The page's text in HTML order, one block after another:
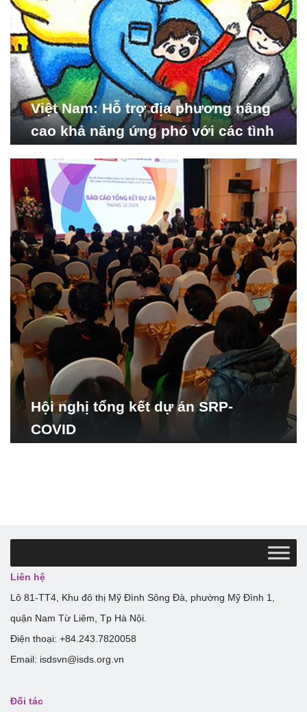
Việt Nam: Hỗ trợ địa phương nâng
cao khả năng ứng phó với các tình
Hội nghị tổng kết dự án SRP-
COVID
Liên hệ
Lô 81-TT4, Khu đô thị Mỹ Đình Sông Đà, phường Mỹ Đình 1,
quận Nam Từ Liêm, Tp Hà Nội.
Điện thoại: +84.243.7820058
Email: isdsvn@isds.org.vn
Đối tác